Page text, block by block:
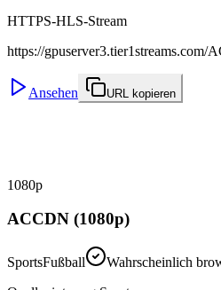
HTTPS-HLS-Stream
https://
Ansehen URL kopieren
1080p
ACCDN (1080p)
SportsFußball
Wahrscheinlich